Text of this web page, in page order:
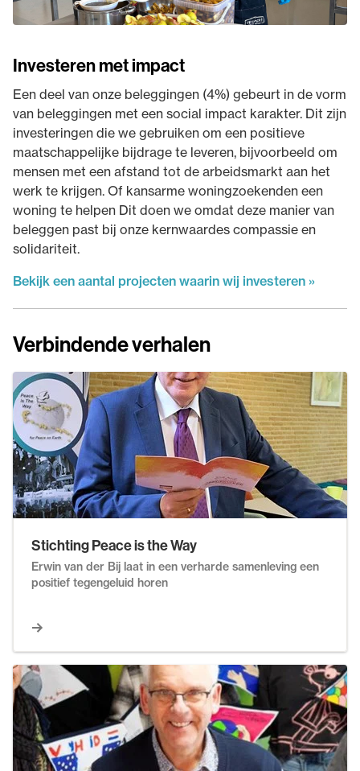
Investeren met impact
Een deel van onze beleggingen (4%) gebeurt in de vorm
van beleggingen met een social impact karakter. Dit zijn
investeringen die we gebruiken om een positieve
maatschappelijke bijdrage te leveren, bijvoorbeeld om
mensen met een afstand tot de arbeidsmarkt aan het
werk te krijgen. Of kansarme woningzoekenden een
woning te helpen Dit doen we omdat deze manier van
beleggen past bij onze kernwaardes compassie en
solidariteit.
Bekijk een aantal projecten waarin wij investeren »
Verbindende verhalen
Stichting Peace is the Way
Erwin van der Bij laat in een verharde samenleving een
positief tegengeluid horen